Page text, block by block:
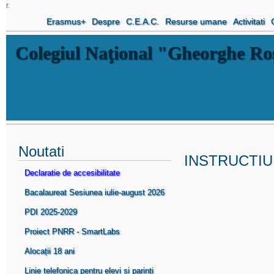
Erasmus+ Despre C.E.A.C. Resurse umane Activitati
r.
Colegiul Naţional "Gheorghe
Noutati
Declaratie de accesibilitate
Bacalaureat Sesiunea iulie-august 2026
PDI 2025-2029
Proiect PNRR - SmartLabs
Alocații 18 ani
Linie telefonica pentru elevi si parinti